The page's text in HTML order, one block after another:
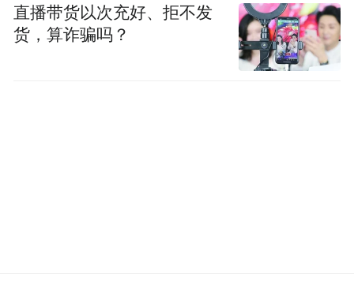
直播带货以次充好、拒不发
货，算诈骗吗？